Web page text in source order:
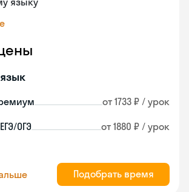
от 1733 ₽ / урок
ОГЭ от 1880 ₽ / урок
Подобрать время